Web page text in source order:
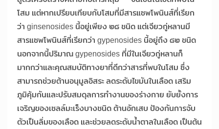
โสม แต่หากเปรียบเทียบกับโสมที่มีสารแซพโพนินส์ที่เรียก
ว่า ginsenosides นี้อยู่เพียง ๒๘ ชนิด แต่เจียวกู่หลานมี
สารแซพโพนินส์ที่เรียกว่า gypenosides นี้อยู่ถึง ๘๒ ชนิด
นอกจากนี้ปริมาณ gypenosides ที่มีในเจียวกู่หลานก็
มากกว่าและคุณสมบัติทางยาที่ดีกว่าสารที่พบในโสม ซึ่ง
สามารถช่วยต้านอนุมูลอิสระ ลดระดับไขมันในเลือด เสริม
ภูมิคุ้มกันและปรับสมดุลการทำงานของร่างกาย ยับยั้งการ
เจริญของเซลล์มะเร็งบางชนิด ต้านอักเสบ ป้องกันการจับ
ตัวเป็นลิ่มของเลือด และช่วยลดระดับน้ำตาลในเลือด เป็นต้น